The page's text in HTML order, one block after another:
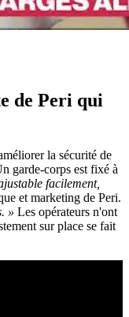
de Peri qui
la sécurité de
garde-corps est fixé à
facilement,
et marketing de Peri.
» Les opérateurs n'ont
sur place se fait